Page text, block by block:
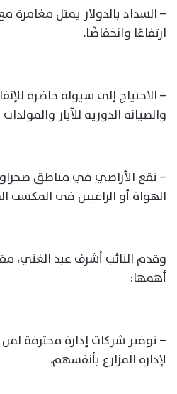
– السداد بالدولار يمثل مغامرة
ارتفاعًا وانخفاضًا.
– الاحتياج إلى سيولة حاضرة
والصيانة الدورية للآبار
– تقع الأراضي في مناطق
الهواة أو الراغبين في المكسب
وقدم النائب أشرف عبد الغني،
أهمها:
– توفير شركات إدارة محترفة لمن
لإدارة المزارع بأنفسهم.